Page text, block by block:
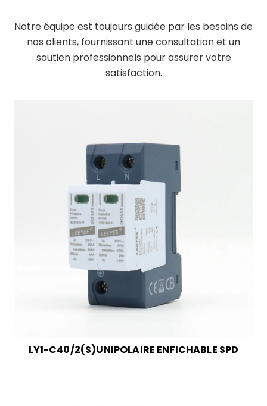
Notre équipe est toujours guidée par les besoins de
nos clients, fournissant une consultation et un
soutien professionnels pour assurer votre
satisfaction.
LY1-C40/2(S)UNIPOLAIRE ENFICHABLE SPD